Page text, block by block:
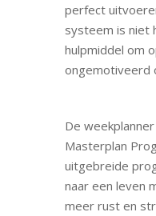
perfect
systeem is niet
hulpmiddel om
ongemotiveerd
De
Masterplan
uitgebreide
naar een leven
meer rust en